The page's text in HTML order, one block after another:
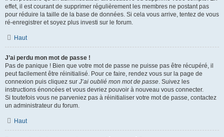
effet, il est courant de supprimer régulièrement les membres ne postant pas
pour réduire la taille de la base de données. Si cela vous arrive, tentez de vous
ré-enregistrer et soyez plus investi sur le forum.
Haut
J’ai perdu mon mot de passe !
Pas de panique ! Bien que votre mot de passe ne puisse pas être récupéré, il
peut facilement être réinitialisé. Pour ce faire, rendez vous sur la page de
connexion puis cliquez sur J’ai oublié mon mot de passe. Suivez les
instructions énoncées et vous devriez pouvoir à nouveau vous connecter.
Si toutefois vous ne parveniez pas à réinitialiser votre mot de passe, contactez
un administrateur du forum.
Haut